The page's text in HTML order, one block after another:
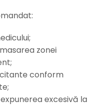
zonei
conform
excesivă la